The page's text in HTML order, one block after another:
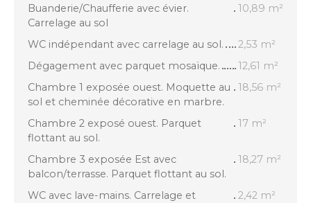
Buanderie/Chaufferie avec évier.
Carrelage au sol
10,89 m²
WC indépendant avec carrelage au sol.
2,53 m²
Dégagement avec parquet mosaïque.
12,61 m²
Chambre 1 exposée ouest. Moquette au
sol et cheminée décorative en marbre.
18,56 m²
Chambre 2 exposé ouest. Parquet
flottant au sol.
17 m²
Chambre 3 exposée Est avec
balcon/terrasse. Parquet flottant au sol.
18,27 m²
WC avec lave-mains. Carrelage et
2,42 m²